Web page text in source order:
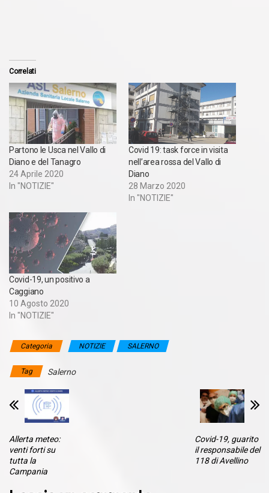
Correlati
Partono le Usca nel Vallo di
Diano e del Tanagro
24 Aprile 2020
In "NOTIZIE"
Covid 19: task force in visita
nell’area rossa del Vallo di
Diano
28 Marzo 2020
In "NOTIZIE"
Covid-19, un positivo a
Caggiano
10 Agosto 2020
In "NOTIZIE"
Categoria NOTIZIE SALERNO
Tag Salerno
Allerta meteo:
venti forti su
tutta la
Campania
Covid-19, guarito
il responsabile del
118 di Avellino